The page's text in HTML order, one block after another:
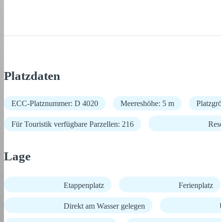
Platzdaten
ECC-Platznummer: D 4020 Meereshöhe: 5 m
Für Touristik verfügbare Parzellen: 216
Lage
Etappenplatz Ferienplatz
Direkt am Wasser gelegen